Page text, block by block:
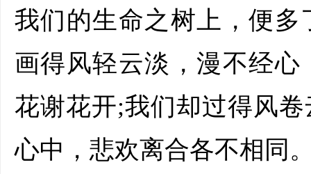
我们的生命之树上，便
画得风轻云淡，漫不经
花谢花开;我们却过得风
心中，悲欢离合各不相同